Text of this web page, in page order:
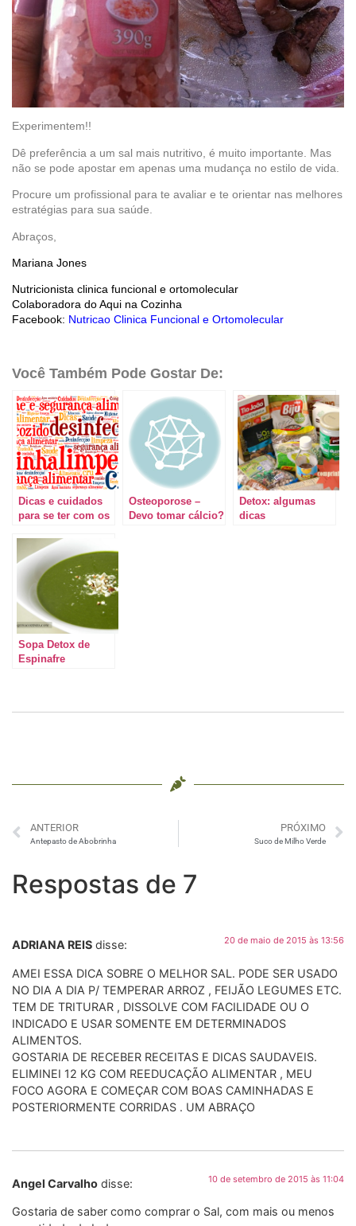
Experimentem!!
Dê preferência a um sal mais nutritivo, é muito importante. Mas
não se pode apostar em apenas uma mudança no estilo de vida.
Procure um profissional para te avaliar e te orientar nas melhores
estratégias para sua saúde.
Abraços,
Mariana Jones
Nutricionista clinica funcional e ortomolecular
Colaboradora do Aqui na Cozinha
Facebook: Nutricao Clinica Funcional e Ortomolecular
Você Também Pode Gostar De:
Dicas e cuidados
para se ter com os
aproveitá-los sem
sustos
Osteoporose –
Devo tomar cálcio?
Detox: algumas
dicas
Sopa Detox de
Espinafre
ANTERIOR
Antepasto de Abobrinha
PRÓXIMO
Suco de Milho Verde
Respostas de 7
ADRIANA REIS disse: 20 de maio de 2015 às 13:56
AMEI ESSA DICA SOBRE O MELHOR SAL. PODE SER USADO
NO DIA A DIA P/ TEMPERAR ARROZ , FEIJÃO LEGUMES ETC.
TEM DE TRITURAR , DISSOLVE COM FACILIDADE OU O
INDICADO E USAR SOMENTE EM DETERMINADOS
ALIMENTOS.
GOSTARIA DE RECEBER RECEITAS E DICAS SAUDAVEIS.
ELIMINEI 12 KG COM REEDUCAÇÃO ALIMENTAR , MEU
FOCO AGORA E COMEÇAR COM BOAS CAMINHADAS E
POSTERIORMENTE CORRIDAS . UM ABRAÇO
Angel Carvalho disse: 10 de setembro de 2015 às 11:04
Gostaria de saber como comprar o Sal, com mais ou menos